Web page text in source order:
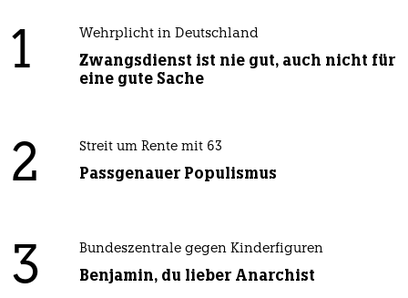
1 Wehrplicht in Deutschland
Zwangsdienst ist nie gut, auch nicht für
eine gute Sache
2 Streit um Rente mit 63
Passgenauer Populismus
3 Bundeszentrale gegen Kinderfiguren
Benjamin, du lieber Anarchist